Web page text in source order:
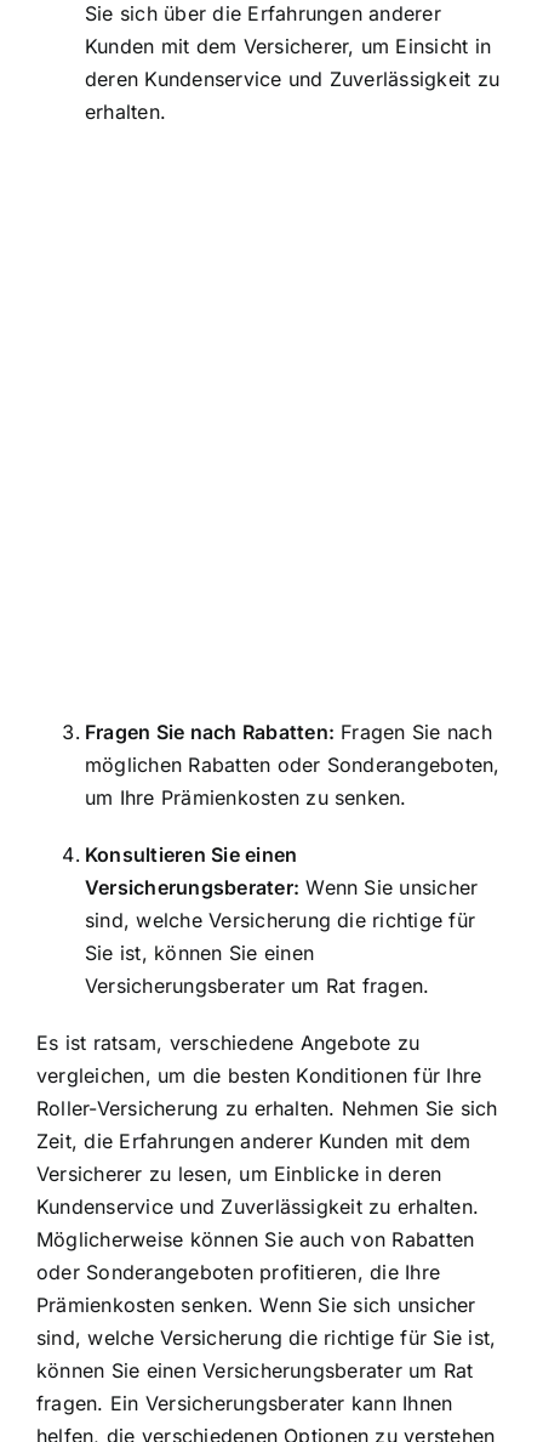
Sie sich über die Erfahrungen anderer
Kunden mit dem Versicherer, um Einsicht in
deren Kundenservice und Zuverlässigkeit zu
erhalten.
Fragen Sie nach Rabatten: Fragen Sie nach
möglichen Rabatten oder Sonderangeboten,
um Ihre Prämienkosten zu senken.
Konsultieren Sie einen
Versicherungsberater: Wenn Sie unsicher
sind, welche Versicherung die richtige für
Sie ist, können Sie einen
Versicherungsberater um Rat fragen.
Es ist ratsam, verschiedene Angebote zu
vergleichen, um die besten Konditionen für Ihre
Roller-Versicherung zu erhalten. Nehmen Sie sich
Zeit, die Erfahrungen anderer Kunden mit dem
Versicherer zu lesen, um Einblicke in deren
Kundenservice und Zuverlässigkeit zu erhalten.
Möglicherweise können Sie auch von Rabatten
oder Sonderangeboten profitieren, die Ihre
Prämienkosten senken. Wenn Sie sich unsicher
sind, welche Versicherung die richtige für Sie ist,
können Sie einen Versicherungsberater um Rat
fragen. Ein Versicherungsberater kann Ihnen
helfen, die verschiedenen Optionen zu verstehen